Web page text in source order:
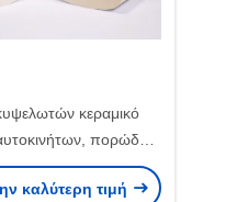
κεραμικό
πορώδης
για τον καταλυτικό
μετατροπέα
καλύτερη τιμή